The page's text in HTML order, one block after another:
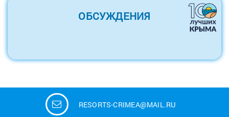
ОБСУЖДЕНИЯ
RESORTS-CRIMEA@MAIL.RU